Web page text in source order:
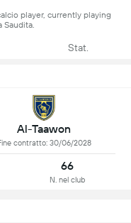
player, currently playing
Saudita.
Stat.
Al-Taawon
contratto: 30/06/2028
66
N. nel club